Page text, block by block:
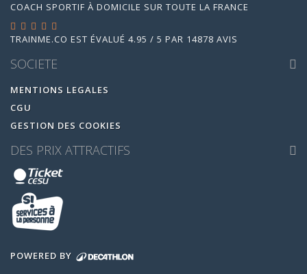
COACH SPORTIF À DOMICILE SUR TOUTE LA FRANCE
TRAINME.CO EST ÉVALUÉ 4.95 / 5 PAR 14878 AVIS
SOCIETE
MENTIONS LEGALES
CGU
GESTION DES COOKIES
DES PRIX ATTRACTIFS
POWERED BY